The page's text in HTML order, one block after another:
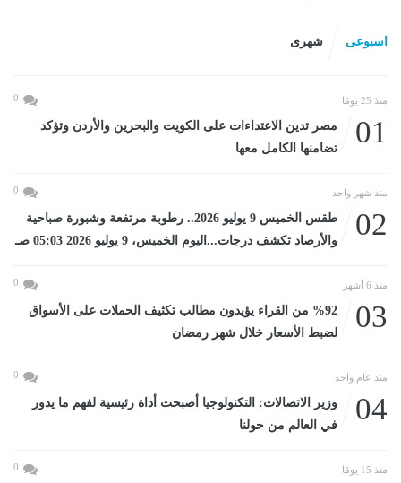
اسبوعى شهرى
منذ 25 يومًا 0
01
مصر تدين الاعتداءات على الكويت والبحرين والأردن وتؤكد
تضامنها الكامل معها
منذ شهر واحد 0
02
طقس الخميس 9 يوليو 2026.. رطوبة مرتفعة وشبورة صباحية
والأرصاد تكشف درجات...اليوم الخميس، 9 يوليو 2026 05:03 صـ
منذ 6 أشهر 0
03
%92 من القراء يؤيدون مطالب تكثيف الحملات على الأسواق
لضبط الأسعار خلال شهر رمضان
منذ عام واحد 0
04
وزير الاتصالات: التكنولوجيا أصبحت أداة رئيسية لفهم ما يدور
في العالم من حولنا
منذ 15 يومًا 0